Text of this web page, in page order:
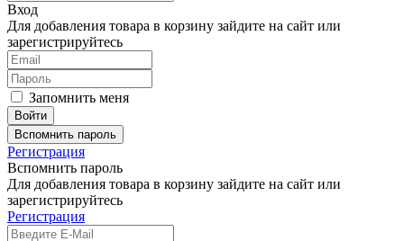
Вход
Для добавления товара в корзину зайдите на сайт или
зарегистрируйтесь
Запомнить меня
Вспомнить пароль
Регистрация
Вспомнить пароль
Для добавления товара в корзину зайдите на сайт или
зарегистрируйтесь
Регистрация